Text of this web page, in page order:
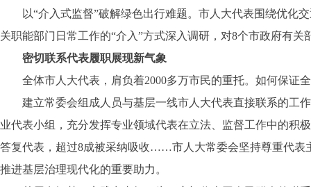
以“介入式监督”破解绿色出行难题。市人大代表围绕优化交
关职能部门日常工作的“介入”方式深入调研，对8个市政府有
密切联系代表履职展现新气象
全体市人大代表，肩负着2000多万市民的重托。如何保证
建立常委会组成人员与基层一线市人大代表直接联系的工作
业代表小组，充分发挥专业领域代表在立法、监督工作中的积
答复代表，超过8成被采纳吸收……市人大常委会坚持尊重代表
推进基层治理现代化的重要助力。